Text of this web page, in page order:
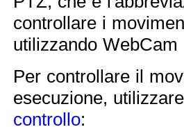
controllare i
utilizzando WebCam
Per controllare il
esecuzione,
controllo: